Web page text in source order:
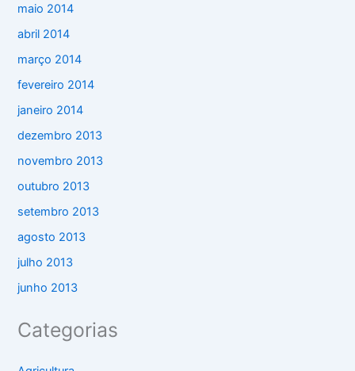
maio 2014
abril 2014
março 2014
fevereiro 2014
janeiro 2014
dezembro 2013
novembro 2013
outubro 2013
setembro 2013
agosto 2013
julho 2013
junho 2013
Categorias